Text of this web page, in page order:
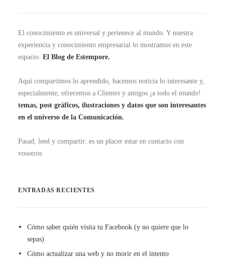
El conocimiento es universal y pertenece al mundo. Y nuestra
experiencia y conocimiento empresarial lo mostramos en este
espacio. El Blog de Estempore.
Aquí compartimos lo aprendido, hacemos noticia lo interesante y,
especialmente, ofrecemos a Clientes y amigos ¡a todo el mundo!
temas, post gráficos, ilustraciones y datos que son interesantes
en el universo de la Comunicación.
Pasad, leed y compartir: es un placer estar en contacto con
vosotros.
ENTRADAS RECIENTES
Cómo saber quién visita tu Facebook (y no quiere que lo
sepas)
Cómo actualizar una web y no morir en el intento